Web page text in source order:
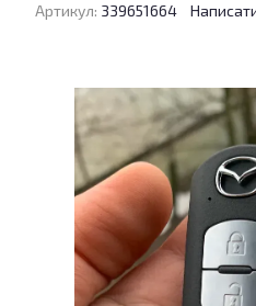
Артикул: 339651664